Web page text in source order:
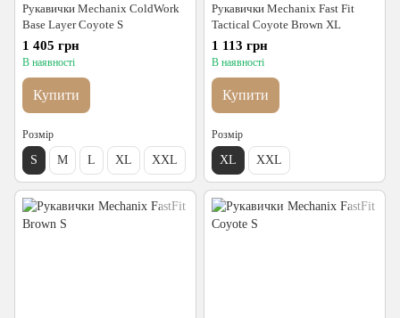
Рукавички Mechanix ColdWork
Base Layer Coyote S
1 405 грн
В наявності
Купити
Розмір
S M L XL XXL
Рукавички Mechanix Fast Fit
Tactical Coyote Brown XL
1 113 грн
В наявності
Купити
Розмір
XL XXL